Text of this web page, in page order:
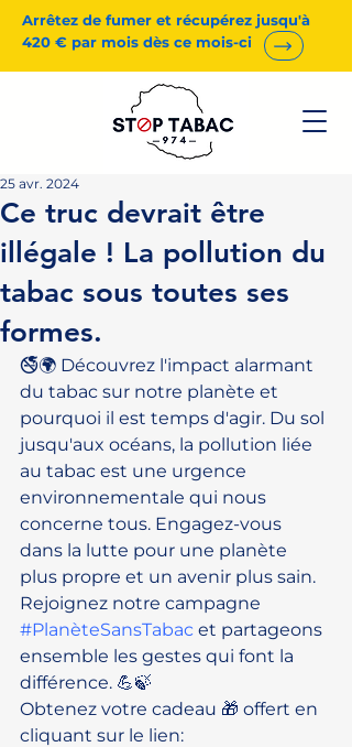
Arrêtez de fumer et récupérez jusqu'à
420 € par mois dès ce mois-ci
Ce truc devrait être
illégale ! La pollution du
tabac sous toutes ses
formes.
25 avr. 2024
🚭🌍 Découvrez l'impact alarmant
du tabac sur notre planète et
pourquoi il est temps d'agir. Du sol
jusqu'aux océans, la pollution liée
au tabac est une urgence
environnementale qui nous
concerne tous. Engagez-vous
dans la lutte pour une planète
plus propre et un avenir plus sain.
Rejoignez notre campagne
#PlanèteSansTabac et partageons
ensemble les gestes qui font la
différence. 💪🍃
Obtenez votre cadeau 🎁 offert en
cliquant sur le lien: